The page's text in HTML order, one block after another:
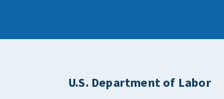
U.S. Department of Labor